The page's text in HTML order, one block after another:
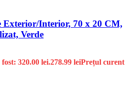
Exterior/Interior, 70 x 20 CM,
Verde
320.00 lei.278.99 leiPrețul curent